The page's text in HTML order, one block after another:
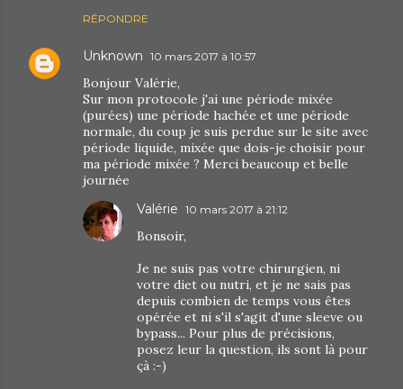
RÉPONDRE
Unknown 10 mars 2017 à 10:57
Bonjour Valérie,
Sur mon protocole j'ai une période mixée
(purées) une période hachée et une période
normale, du coup je suis perdue sur le site avec
période liquide, mixée que dois-je choisir pour
ma période mixée ? Merci beaucoup et belle
journée
Valérie 10 mars 2017 à 21:12
Bonsoir,
Je ne suis pas votre chirurgien, ni
votre diet ou nutri, et je ne sais pas
depuis combien de temps vous êtes
opérée et ni s'il s'agit d'une sleeve ou
bypass... Pour plus de précisions,
posez leur la question, ils sont là pour
çà :-)